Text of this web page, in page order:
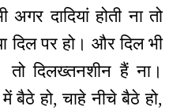
दादियां होती ना तो
दिल पर हो। और दिल भी
दिलख्तनशीन हैं ना।
बैठे हो, चाहे नीचे बैठे हो,